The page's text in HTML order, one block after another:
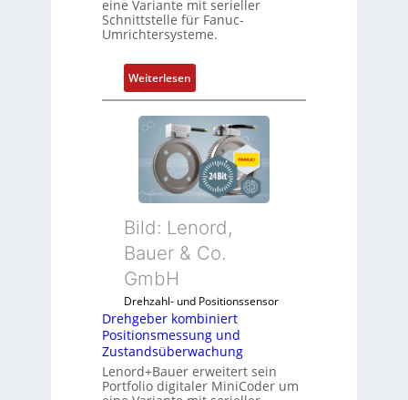
eine Variante mit serieller
Schnittstelle für Fanuc-
Umrichtersysteme.
Weiterlesen:
D
r
e
h
g
e
e
m
b
i
i
Bild: Lenord,
Bauer & Co.
GmbH
Drehzahl- und Positionssensor
Drehgeber kombiniert
Positionsmessung und
Zustandsüberwachung
Lenord+Bauer erweitert sein
Portfolio digitaler MiniCoder um